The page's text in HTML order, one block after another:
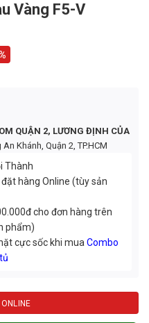
Vàng F5-V
QUẬN 2, LƯƠNG ĐỊNH CỦA
Khánh, Quận 2, TP.HCM
Thành
hàng Online (tùy sản
cho đơn hàng trên
phẩm)
cực sốc khi muaCombo